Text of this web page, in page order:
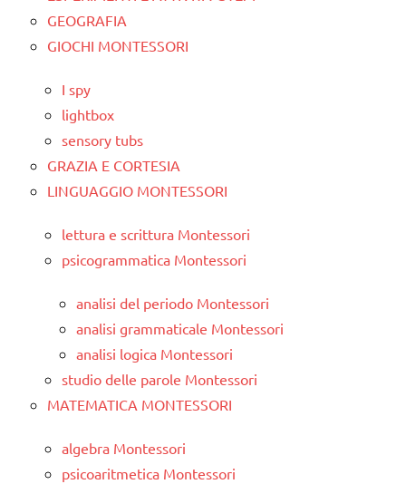
GEOGRAFIA
GIOCHI MONTESSORI
I spy
lightbox
sensory tubs
GRAZIA E CORTESIA
LINGUAGGIO MONTESSORI
lettura e scrittura Montessori
psicogrammatica Montessori
analisi del periodo Montessori
analisi grammaticale Montessori
analisi logica Montessori
studio delle parole Montessori
MATEMATICA MONTESSORI
algebra Montessori
psicoaritmetica Montessori